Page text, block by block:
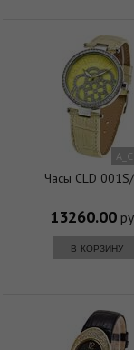
Часы CLD
13260.00
в корзину